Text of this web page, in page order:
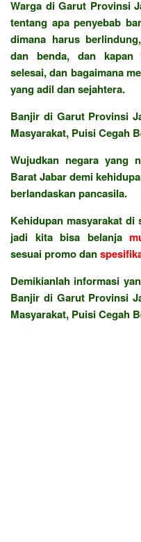
Warga di Garut Provinsi
tentang apa penyebab
dimana harus
dan benda, dan kapan
selesai, dan bagaimana
yang adil dan sejahtera.
Banjir di Garut Provinsi
Masyarakat, Puisi Cegah
Wujudkan negara yang
Barat Jabar demi
berlandaskan pancasila.
Kehidupan masyarakat
jadi kita bisa belanja
sesuai promo dan
Demikianlah informasi
Banjir di Garut Provinsi
Masyarakat, Puisi Cegah